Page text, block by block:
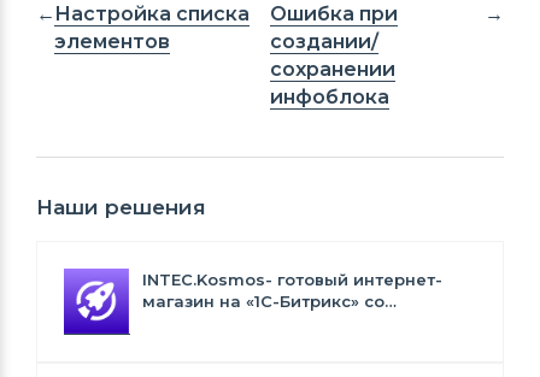
Настройка списка
элементов
Ошибка при
создании/
сохранении
инфоблока
Наши решения
INTEC.Kosmos- готовый интернет-
магазин на «1С-Битрикс» со